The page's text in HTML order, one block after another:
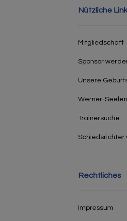
Nützliche
Mitgliedschaft
Sponsor
Unsere
Werner-
Trainersuche
Schiedsrichter
Rechtliches
Impressum